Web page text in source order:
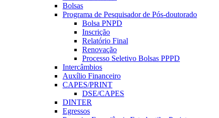
Bolsas
Programa de Pesquisador de Pós-doutorado
Bolsa PNPD
Inscrição
Relatório Final
Renovação
Processo Seletivo Bolsas PPPD
Intercâmbios
Auxílio Financeiro
CAPES/PRINT
DSE/CAPES
DINTER
Egressos